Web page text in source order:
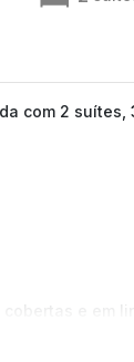
com 2
e em
e pedestres;